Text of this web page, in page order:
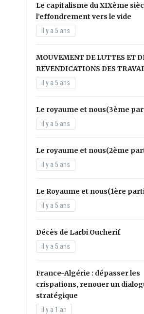
Le capitalisme du XIXème
l’effondrement vers le vide
il y a 5 ans
MOUVEMENT DE LUTTES ET
REVENDICATIONS DES
il y a 5 ans
Le royaume et nous(3ème
il y a 5 ans
Le royaume et nous(2ème
il y a 5 ans
Le Royaume et nous(1ère
il y a 5 ans
Décès de Larbi Oucherif
il y a 5 ans
France-Algérie : dépasser les
crispations, renouer un
stratégique
il y a 1 an